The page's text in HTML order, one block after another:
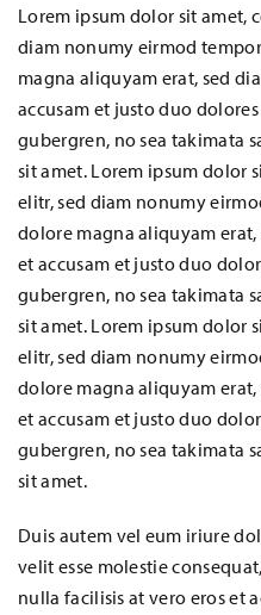
Lorem ipsum dolor sit amet,
diam nonumy eirmod
magna aliquyam erat, sed
accusam et justo duo
gubergren, no sea takimata
sit amet. Lorem ipsum dolor
elitr, sed diam nonumy
dolore magna aliquyam
et accusam et justo duo
gubergren, no sea takimata
sit amet. Lorem ipsum dolor
elitr, sed diam nonumy
dolore magna aliquyam
et accusam et justo duo
gubergren, no sea takimata
sit amet.
Duis autem vel eum iriure
velit esse molestie
nulla facilisis at vero eros et